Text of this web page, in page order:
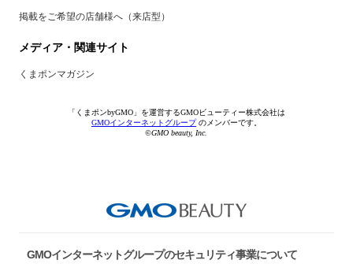
掲載をご希望の店舗様へ（来店型）
メディア・関連サイト
くまポンマガジン
「くまポンbyGMO」を運営するGMOビューティー株式会社は
GMOインターネットグループのメンバーです。
©GMO beauty, Inc.
GMOインターネットグループのセキュリティ事業について